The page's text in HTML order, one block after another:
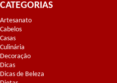
CATEGORIAS
Artesanato
Cabelos
Casas
Culinária
Decoração
Dicas
Dicas de Beleza